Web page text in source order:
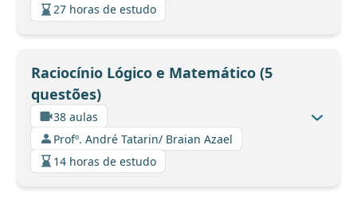
27 horas de estudo
Raciocínio Lógico e Matemático (5
questões)
38 aulas
Profº. André Tatarin/ Braian Azael
14 horas de estudo